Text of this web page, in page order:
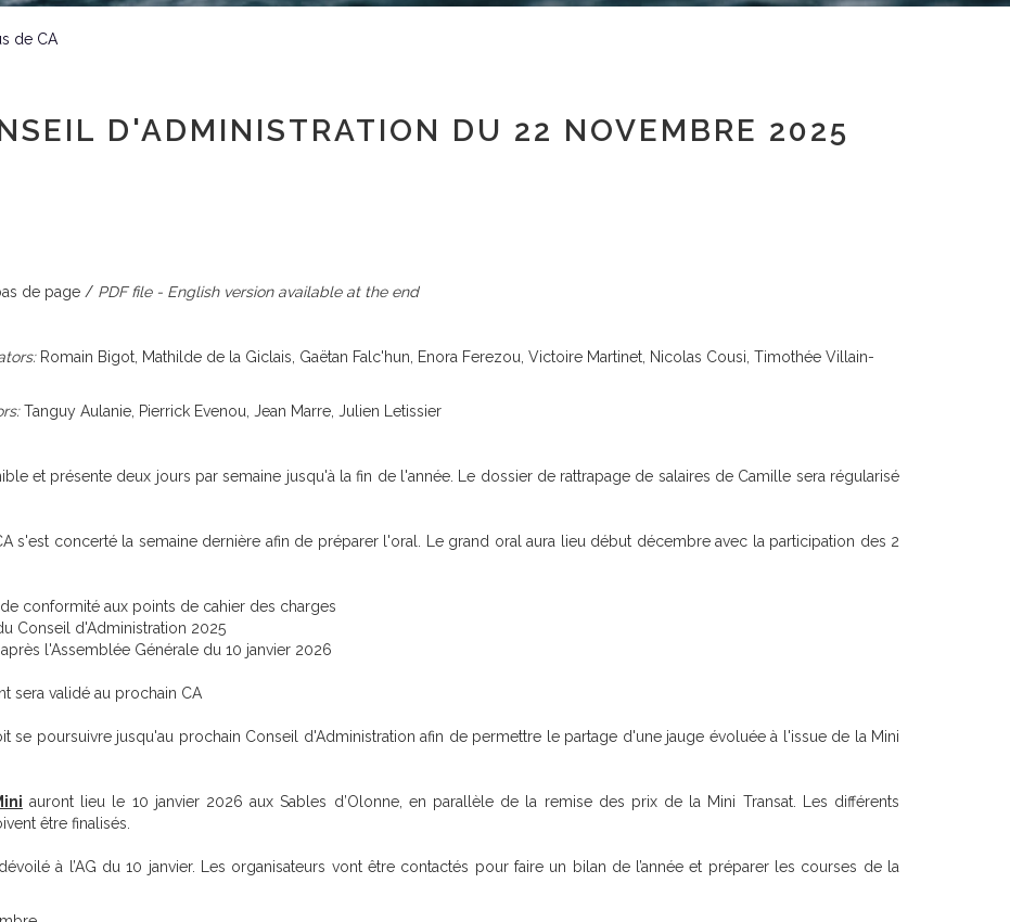
de CA
D'ADMINISTRATION DU 22 NOVEMBRE 2025
de page / PDF file - English version available at the end
Romain Bigot, Mathilde de la Giclais, Gaëtan Falc'hun, Enora Ferezou, Victoire Martinet, Nicolas Cousi, Timothée Villain-
Tanguy Aulanie, Pierrick Evenou, Jean Marre, Julien Letissier
et présente deux jours par semaine jusqu'à la fin de l'année. Le dossier de rattrapage de salaires de Camille sera régularisé
s'est concerté la semaine dernière afin de préparer l'oral. Le grand oral aura lieu début décembre avec la participation des 2
conformité aux points de cahier des charges
Conseil d'Administration 2025
l'Assemblée Générale du 10 janvier 2026
sera validé au prochain CA
se poursuivre jusqu'au prochain Conseil d'Administration afin de permettre le partage d'une jauge évoluée à l'issue de la Mini
auront lieu le 10 janvier 2026 aux Sables d’Olonne, en parallèle de la remise des prix de la Mini Transat. Les différents
être finalisés.
à l’AG du 10 janvier. Les organisateurs vont être contactés pour faire un bilan de l’année et préparer les courses de la